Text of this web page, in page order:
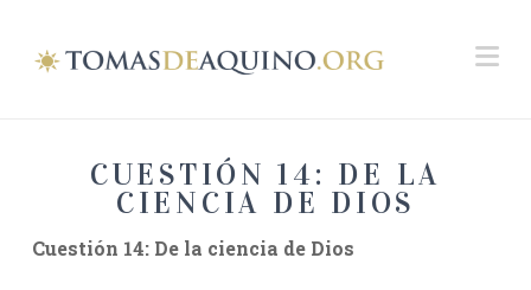
CUESTIÓN 14: DE LA
CIENCIA DE DIOS
Cuestión 14: De la ciencia de Dios